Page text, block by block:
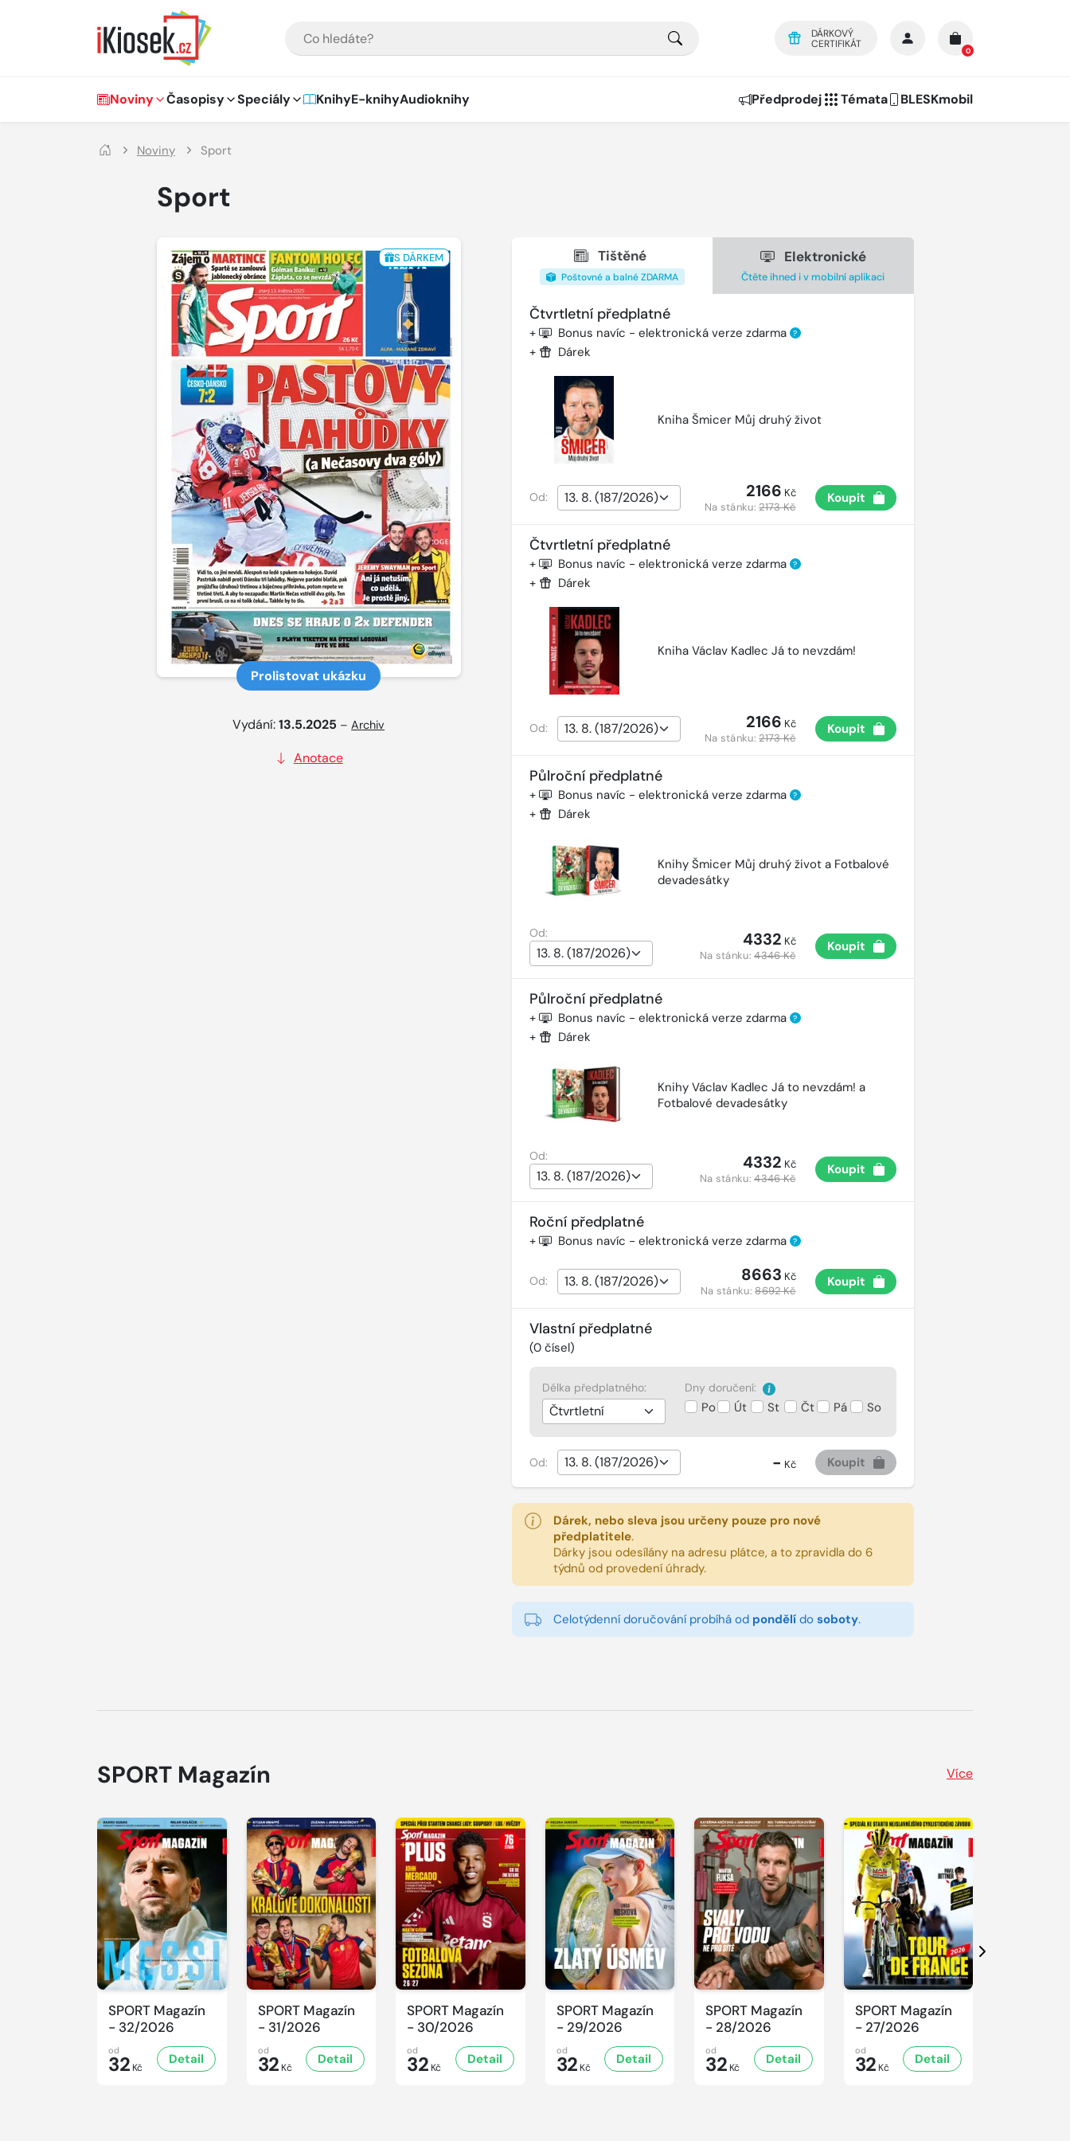
DÁRKOVÝ
CERTIFIKÁT
0
Hlavní navigace
Noviny Časopisy Speciály KnihyE-knihyAudioknihy Předprodej Témata BLESKmobil
Noviny Sport
Sport
S DÁRKEM
Prolistovat ukázku
Vydání:13.5.2025 –Archiv
Anotace
Tištěné
Poštovné a balné ZDARMA
Elektronické
Čtěte ihned i v mobilní aplikaci
Čtvrtletní předplatné
+ Bonus navíc - elektronická verze zdarma ?
+ Dárek
Kniha Šmicer Můj druhý život
Od: 2166 Kč
Na stánku:2173 Kč
Koupit
Čtvrtletní předplatné
+ Bonus navíc - elektronická verze zdarma ?
+ Dárek
Kniha Václav Kadlec Já to nevzdám!
Od: 2166 Kč
Na stánku:2173 Kč
Koupit
Půlroční předplatné
+ Bonus navíc - elektronická verze zdarma ?
+ Dárek
Knihy Šmicer Můj druhý život a Fotbalové
devadesátky
Od: 4332 Kč
Na stánku:4346 Kč
Koupit
Půlroční předplatné
+ Bonus navíc - elektronická verze zdarma ?
+ Dárek
Knihy Václav Kadlec Já to nevzdám! a
Fotbalové devadesátky
Od: 4332 Kč
Na stánku:4346 Kč
Koupit
Roční předplatné
+ Bonus navíc - elektronická verze zdarma ?
Od: 8663 Kč
Na stánku:8692 Kč
Koupit
Vlastní předplatné
(0čísel)
Délka předplatného: Dny doručení:
Po Út St Čt Pá So
Od: - Kč Koupit
Dárek, nebo sleva jsou určeny pouze pro nové
předplatitele.
Dárky jsou odesílány na adresu plátce, a to zpravidla do 6
týdnů od provedení úhrady.
Celotýdenní doručování probíhá od pondělído soboty.
SPORT Magazín Více
SPORT Magazín
- 32/2026
od
32 Kč
Detail
SPORT Magazín
- 31/2026
od
32 Kč
Detail
SPORT Magazín
- 30/2026
od
32 Kč
Detail
SPORT Magazín
- 29/2026
od
32 Kč
Detail
SPORT Magazín
- 28/2026
od
32 Kč
Detail
SPORT Magazín
- 27/2026
od
32 Kč
Detail
Další